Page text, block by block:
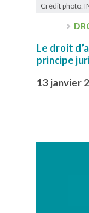
Crédit photo:
Le droit
principe
13 janvier